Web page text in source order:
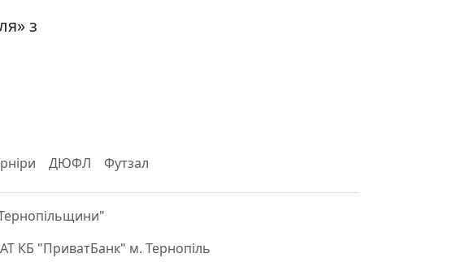
з
ДЮФЛ Футзал
КБ "ПриватБанк" м. Тернопіль